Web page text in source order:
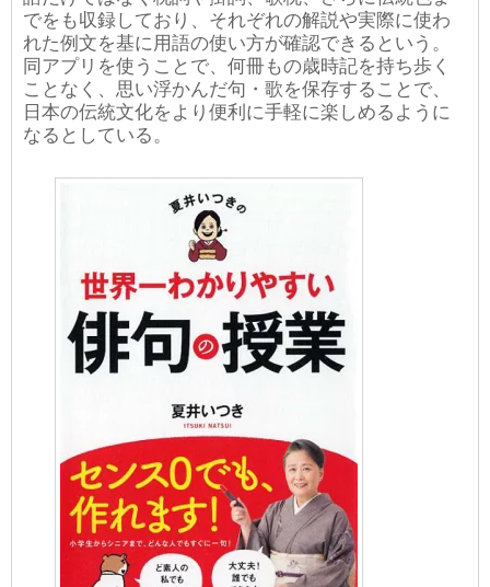
でをも収録しており、それぞれの解説や実際に使わ
れた例文を基に用語の使い方が確認できるという。
同アプリを使うことで、何冊もの歳時記を持ち歩く
ことなく、思い浮かんだ句・歌を保存することで、
日本の伝統文化をより便利に手軽に楽しめるように
なるとしている。